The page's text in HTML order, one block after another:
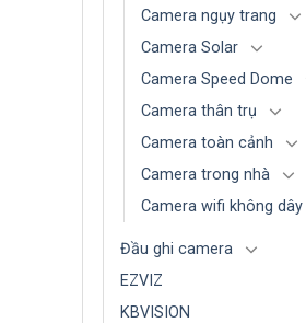
Camera ngụy trang
Camera Solar
Camera Speed Dome
Camera thân trụ
Camera toàn cảnh
Camera trong nhà
Camera wifi không dây
Đầu ghi camera
EZVIZ
KBVISION